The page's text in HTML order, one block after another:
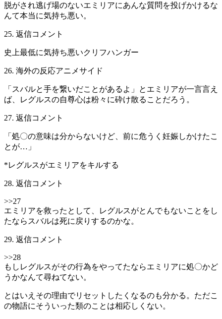
脱がされ逃げ場のないエミリアにあんな質問を投げかけるな
んて本当に気持ち悪い。
25. 返信コメント
史上最低に気持ち悪いクリフハンガー
26. 海外の反応アニメサイド
「スバルと手を繋いだことがあるよ」とエミリアが一言言え
ば、レグルスの自尊心は粉々に砕け散ることだろう。
27. 返信コメント
「処〇の意味は分からないけど、前に危うく妊娠しかけたこ
とが…」
*レグルスがエミリアをキルする
28. 返信コメント
>>27
エミリアを救ったとして、レグルスがとんでもないことをし
たならスバルは死に戻りするのかな。
29. 返信コメント
>>28
もしレグルスがその行為をやってたならエミリアに処〇かど
うかなんて尋ねてない。
とはいえその理由でリセットしたくなるのも分かる。ただこ
の物語にそういった類のことは相応しくない。